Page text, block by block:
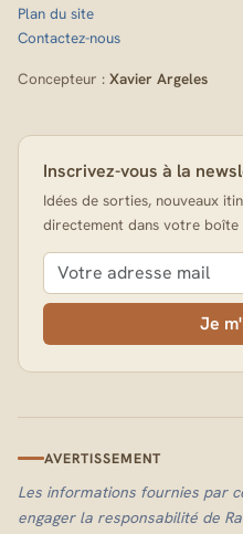
Plan du site
Contactez-nous
Concepteur : Xavier Argeles
Inscrivez-vous à la
Idées de sorties, nouveaux
directement dans votre boîte
Je
AVERTISSEMENT
Les informations fournies par
engager la responsabilité de